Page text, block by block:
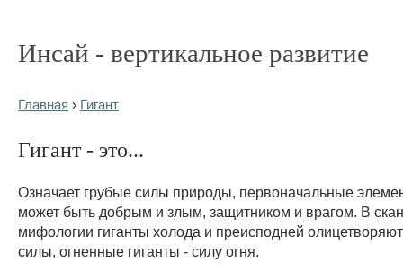
Инсай - вертикальное развитие
Главная › Гигант
Гигант - это...
Означает грубые силы природы, первоначальные
может быть добрым и злым, защитником и врагом. В
мифологии гиганты холода и преисподней
силы, огненные гиганты - силу огня.